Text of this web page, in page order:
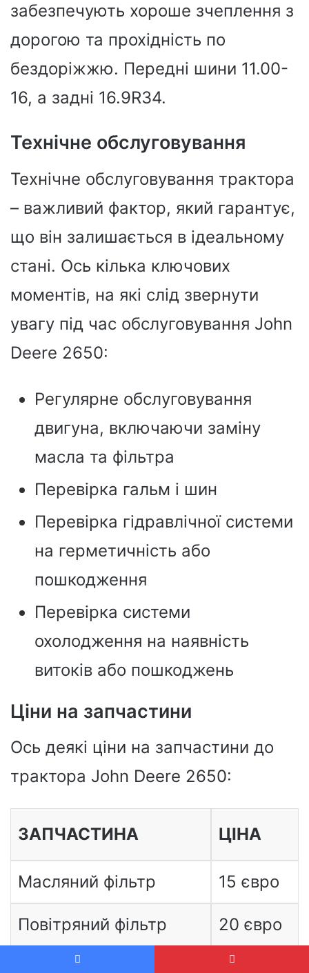
забезпечують хороше зчеплення з
дорогою та прохідність по
бездоріжжю. Передні шини 11.00-
16, а задні 16.9R34.
Технічне обслуговування
Технічне обслуговування трактора
– важливий фактор, який гарантує,
що він залишається в ідеальному
стані. Ось кілька ключових
моментів, на які слід звернути
увагу під час обслуговування John
Deere 2650:
Регулярне обслуговування
двигуна, включаючи заміну
масла та фільтра
Перевірка гальм і шин
Перевірка гідравлічної системи
на герметичність або
пошкодження
Перевірка системи
охолодження на наявність
витоків або пошкоджень
Ціни на запчастини
Ось деякі ціни на запчастини до
трактора John Deere 2650:
ЗАПЧАСТИНА ЦІНА
Масляний фільтр 15 євро
Повітряний фільтр 20 євро
Паливний фільтр 25